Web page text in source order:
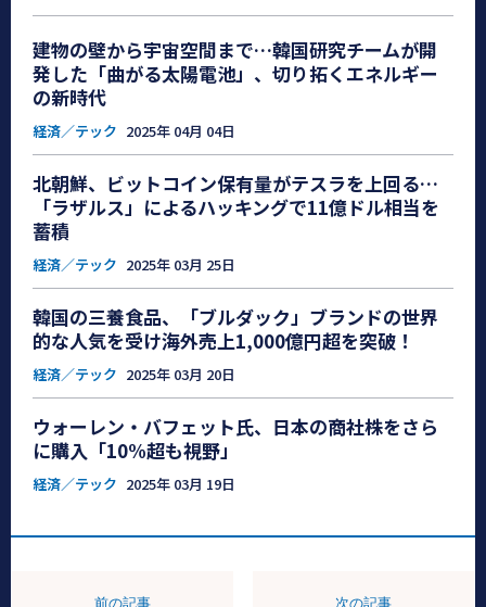
建物の壁から宇宙空間まで…韓国研究チームが開
発した「曲がる太陽電池」、切り拓くエネルギー
の新時代
経済／テック 2025年 04月 04日
北朝鮮、ビットコイン保有量がテスラを上回る…
「ラザルス」によるハッキングで11億ドル相当を
蓄積
経済／テック 2025年 03月 25日
韓国の三養食品、「ブルダック」ブランドの世界
的な人気を受け海外売上1,000億円超を突破！
経済／テック 2025年 03月 20日
ウォーレン・バフェット氏、日本の商社株をさら
に購入「10%超も視野」
経済／テック 2025年 03月 19日
前の記事 次の記事